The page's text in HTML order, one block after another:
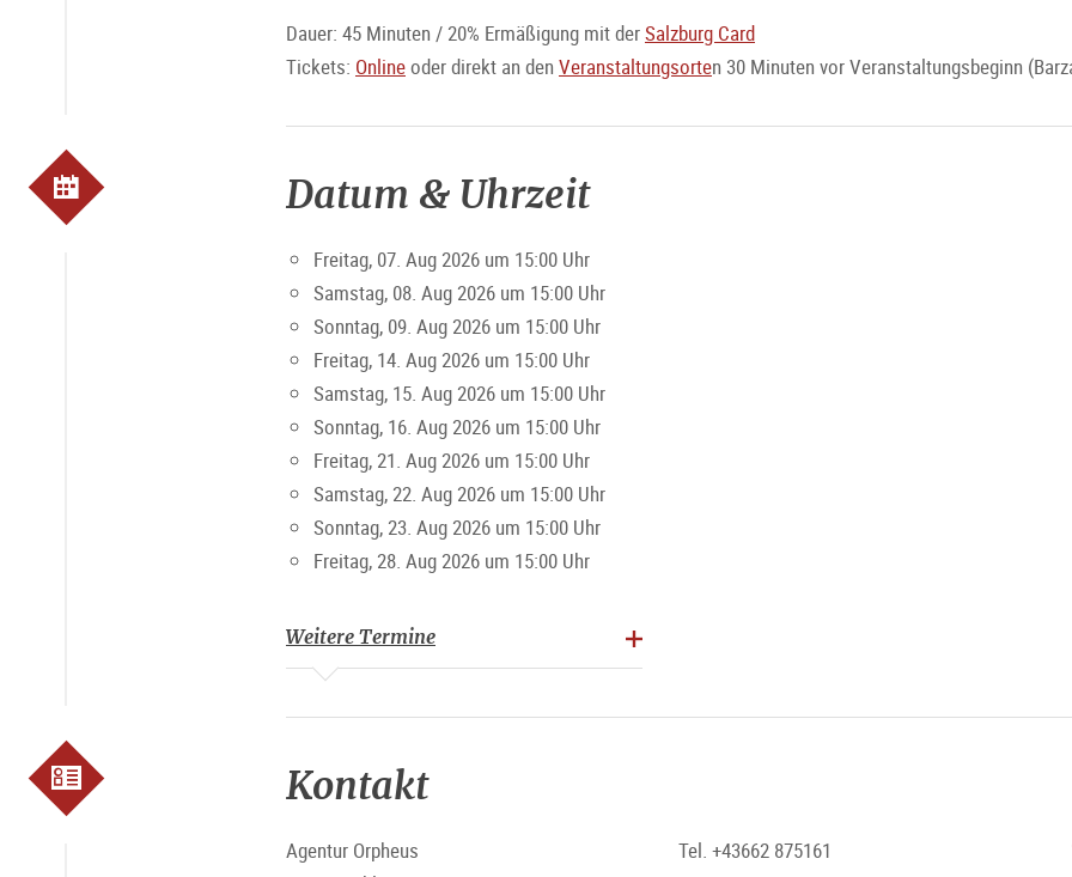
Dauer: 45 Minuten / 20% Ermäßigung mit derSalzburg Card
Tickets: Onlineoder direkt an den Veranstaltungsorten 30 Minuten vor Veranstaltungsbeginn
Datum & Uhrzeit
Freitag, 07. Aug 2026 um 15:00 Uhr
Samstag, 08. Aug 2026 um 15:00 Uhr
Sonntag, 09. Aug 2026 um 15:00 Uhr
Freitag, 14. Aug 2026 um 15:00 Uhr
Samstag, 15. Aug 2026 um 15:00 Uhr
Sonntag, 16. Aug 2026 um 15:00 Uhr
Freitag, 21. Aug 2026 um 15:00 Uhr
Samstag, 22. Aug 2026 um 15:00 Uhr
Sonntag, 23. Aug 2026 um 15:00 Uhr
Freitag, 28. Aug 2026 um 15:00 Uhr
Weitere Termine
Kontakt
Agentur Orpheus
Tel. +43662 875161